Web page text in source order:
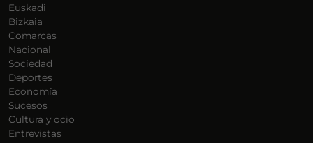
Euskadi
Bizkaia
Comarcas
Nacional
Sociedad
Deportes
Economía
Sucesos
Cultura y ocio
Entrevistas